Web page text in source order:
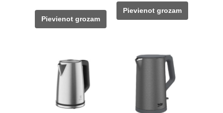
was:
145,00 €.
Pievienot grozam
was:
133,00 €.
Pievienot grozam